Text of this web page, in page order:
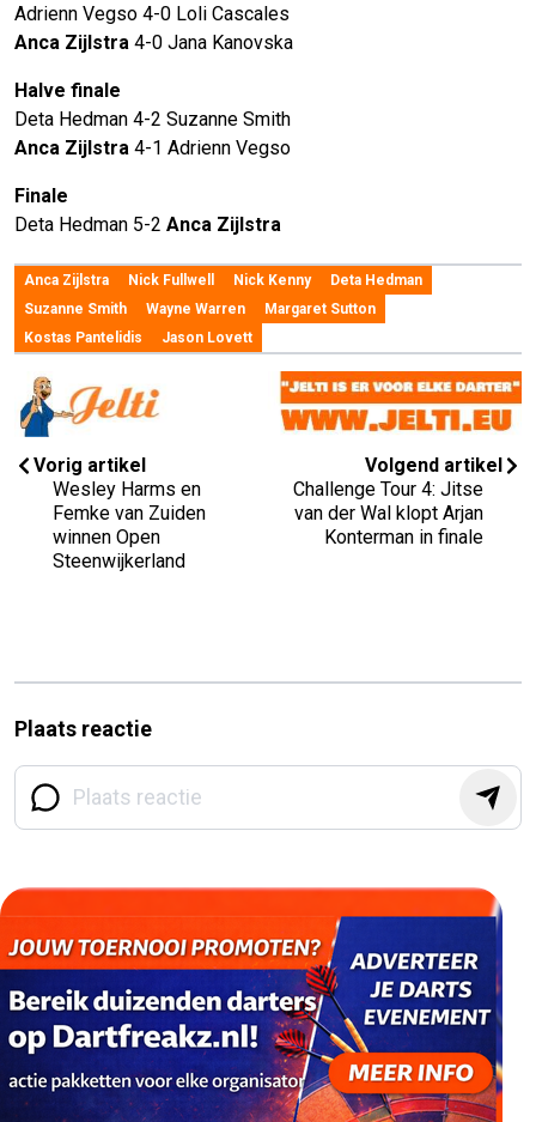
Adrienn Vegso 4-0 Loli Cascales
Anca Zijlstra 4-0 Jana Kanovska
Halve finale
Deta Hedman 4-2 Suzanne Smith
Anca Zijlstra 4-1 Adrienn Vegso
Finale
Deta Hedman 5-2 Anca Zijlstra
Anca Zijlstra Nick Fullwell Nick Kenny
Deta Hedman
Suzanne Smith
Wayne Warren
Margaret Sutton
Kostas Pantelidis
Jason Lovett
Vorig artikel
Wesley Harms en
Femke van Zuiden
winnen Open
Steenwijkerland
Volgend artikel
Challenge Tour 4: Jitse
van der Wal klopt Arjan
Konterman in finale
Plaats reactie